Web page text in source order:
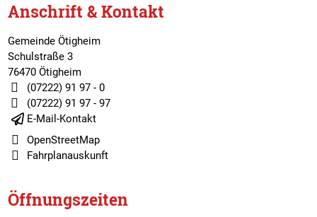
Anschrift & Kontakt
Gemeinde Ötigheim
Schulstraße 3
76470 Ötigheim
(07222) 91 97 - 0
(07222) 91 97 - 97
E-Mail-Kontakt
OpenStreetMap
Fahrplanauskunft
Öffnungszeiten